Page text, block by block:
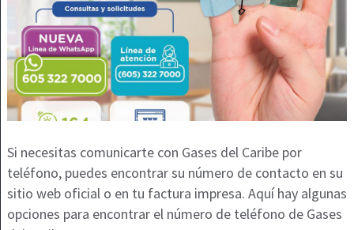
Si necesitas comunicarte con Gases del Caribe por
teléfono, puedes encontrar su número de contacto en su
sitio web oficial o en tu factura impresa. Aquí hay algunas
opciones para encontrar el número de teléfono de Gases